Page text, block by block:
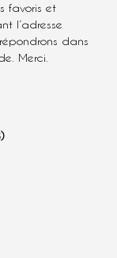
favoris et
l’adresse
dans
Merci.